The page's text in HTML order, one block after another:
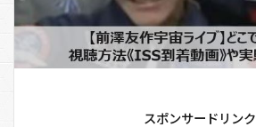
スポンサードリンク